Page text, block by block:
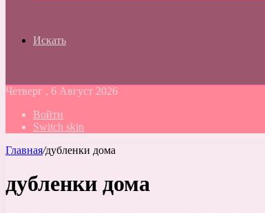
Искать
Четверг , 6 Август 2026
Войти
Switch skin
Главная/дубленки дома
дубленки дома